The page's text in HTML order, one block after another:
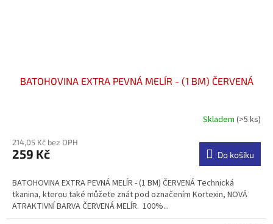
BATOHOVINA EXTRA PEVNÁ MELÍR - (1 BM) ČERVENÁ
produktu
je
z
5
hvězdiček.
Skladem(>5 ks)
214,05 Kč bez DPH
259 Kč Do košíku
BATOHOVINA EXTRA PEVNÁ MELÍR - (1 BM) ČERVENÁ Technická
tkanina, kterou také můžete znát pod označením Kortexin, NOVÁ
ATRAKTIVNÍ BARVA ČERVENÁ MELÍR. 100%...